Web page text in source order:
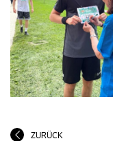
ZURÜCK